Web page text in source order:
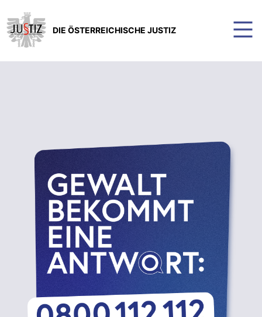
DIE ÖSTERREICHISCHE JUSTIZ